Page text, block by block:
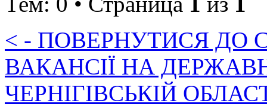
< - ПОВЕРНУТИСЯ ДО
ВАКАНСІЇ НА
ЧЕРНІГІВСЬКІЙ